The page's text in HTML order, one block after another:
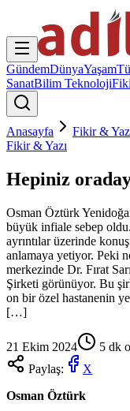
GündemDünyaYaşam
SanatBilim Teknoloji
Anasayfa Fikir &
Fikir & Yazı
Hepiniz
Osman Öztürk
büyük infiale sebep
ayrıntılar üzerinde
anlamaya yetiyor. Peki
merkezinde Dr. Fırat
Şirketi görünüyor. Bu
on bir özel hastanenin
[…]
21 Ekim 2024 5 dk
Paylaş:
X
Osman Öztürk